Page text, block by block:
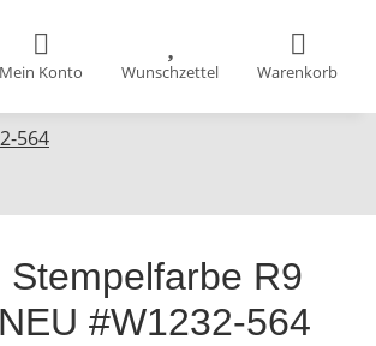
Mein Konto Wunschzettel Warenkorb
564
Stempelfarbe R9
#W1232-564